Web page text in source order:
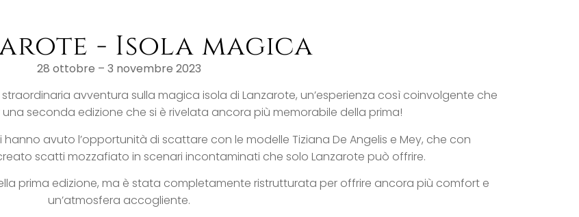
- Isola magica
28 ottobre – 3 novembre 2023
avventura sulla magica isola di Lanzarote, un’esperienza così coinvolgente che
seconda edizione che si è rivelata ancora più memorabile della prima!
avuto l’opportunità di scattare con le modelle Tiziana De Angelis e Mey, che con
scatti mozzafiato in scenari incontaminati che solo Lanzarote può offrire.
prima edizione, ma è stata completamente ristrutturata per offrire ancora più comfort e
un’atmosfera accogliente.